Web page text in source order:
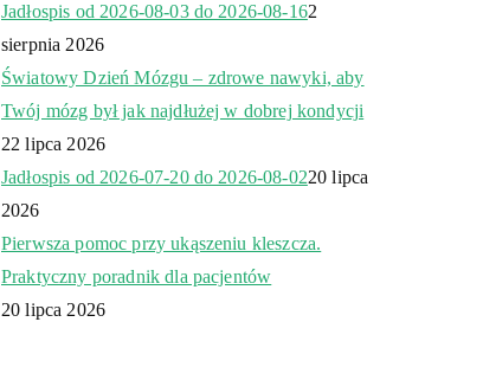
Jadłospis od 2026-08-03 do 2026-08-162
sierpnia 2026
Światowy Dzień Mózgu – zdrowe nawyki, aby
Twój mózg był jak najdłużej w dobrej kondycji
22 lipca 2026
Jadłospis od 2026-07-20 do 2026-08-0220 lipca
2026
Pierwsza pomoc przy ukąszeniu kleszcza.
Praktyczny poradnik dla pacjentów
20 lipca 2026